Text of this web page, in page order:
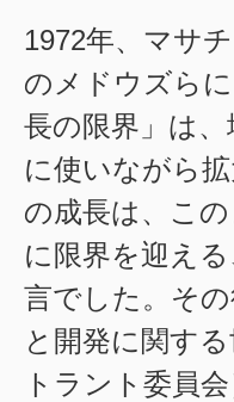
1972年、マサ
のメドウズら
長の限界」は
に使いながら
の成長は、こ
に限界を迎え
言でした。そ
と開発に関す
トラント委員